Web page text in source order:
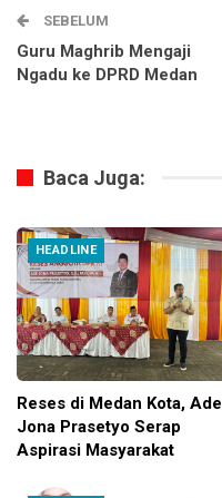
SEBELUM
Guru Maghrib Mengaji
Ngadu ke DPRD Medan
Baca Juga:
HEADLINE
Reses di Medan Kota, Ade
Jona Prasetyo Serap
Aspirasi Masyarakat